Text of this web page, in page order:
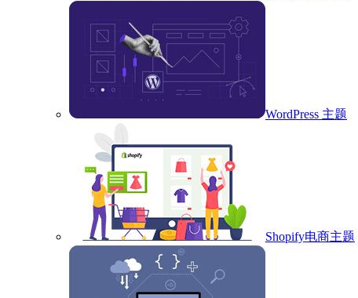
WordPress 主题
Shopify电商主题